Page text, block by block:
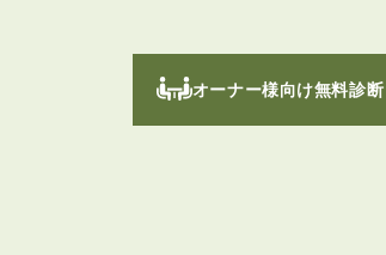
オーナー様向け無料診断